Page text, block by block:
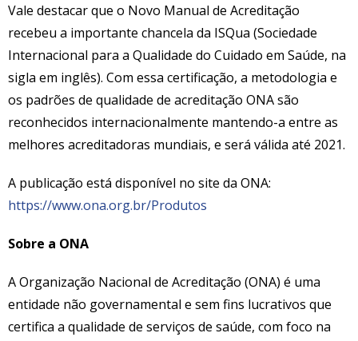
Vale destacar que o Novo Manual de Acreditação
recebeu a importante chancela da ISQua (Sociedade
Internacional para a Qualidade do Cuidado em Saúde, na
sigla em inglês). Com essa certificação, a metodologia e
os padrões de qualidade de acreditação ONA são
reconhecidos internacionalmente mantendo-a entre as
melhores acreditadoras mundiais, e será válida até 2021.
A publicação está disponível no site da ONA:
https://www.ona.org.br/Produtos
Sobre a ONA
A Organização Nacional de Acreditação (ONA) é uma
entidade não governamental e sem fins lucrativos que
certifica a qualidade de serviços de saúde, com foco na